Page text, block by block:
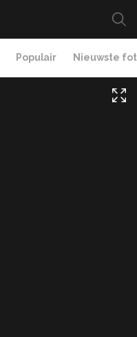
Populair Nieuwste